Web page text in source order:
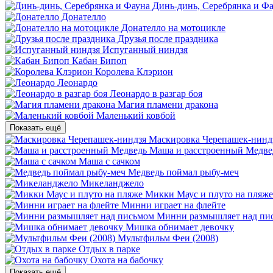
Динь-динь, Серебрянка и
Донателло
Донателло на мотоцикле
Друзья после праздника
Испуганный ниндзя
Кабан Бипоп
Королева Клэрион
Леонардо
Леонардо в разгар боя
Магия пламени дракона
Маленький ковбой
Показать ещё
Маскировка Черепашек-
Маша и расстроенный
Маша с сачком
Медведь поймал рыбу-меч
Микеланджело
Микки Маус и плуто на пляже
Минни играет на флейте
Минни размышляет над
Мишка обнимает девочку
Мультфильм Феи (2008)
Отдых в парке
Охота на бабочку